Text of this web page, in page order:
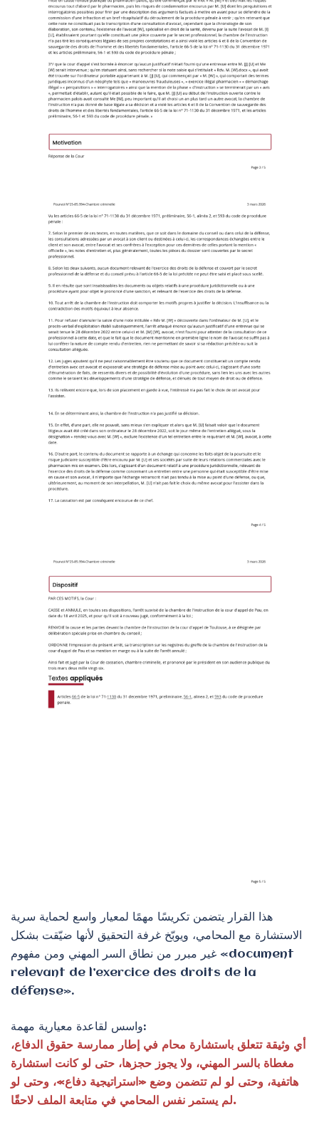
هذا القرار يتضمن تكريسًا مهمًا لمعيار واسع لحماية سرية
الاستشارة مع المحامي، ويوبّخ غرفة التحقيق لأنها ضيّقت بشكل
غير مبرر من نطاق السر المهني ومن مفهوم «document
relevant de l’exercice des droits de la
défense».
واسس لقاعدة معيارية مهمة:
أي وثيقة تتعلق باستشارة محام في إطار ممارسة حقوق الدفاع،
مغطاة بالسر المهني، ولا يجوز حجزها، حتى لو كانت استشارة
هاتفية، وحتى لو لم تتضمن وضع «استراتيجية دفاع»، وحتى لو
لم يستمر نفس المحامي في متابعة الملف لاحقًا.